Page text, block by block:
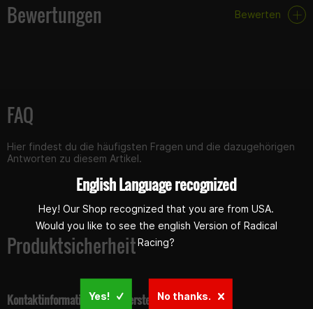
CNC gefräste Klammern aus hochfestem 6082 T6 Aluminium
Zur Montage aller 22,22mm Lenker geeignet
Bewertungen Bewerten
FAQ
Hier findest du die häufigsten Fragen und die dazugehörigen
Antworten zu diesem Artikel.
Produktsicherheit
Kontaktinformationen des Herstellers:
English Language recognized
Hey! Our Shop recognized that you are from USA.
Would you like to see the english Version of Radical
Racing?
Yes! No thanks.